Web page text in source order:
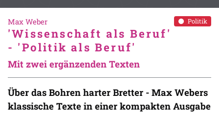
Politik
Max Weber
'Wissenschaft als Beruf'
- 'Politik als Beruf'
Mit zwei ergänzenden Texten
Über das Bohren harter Bretter - Max Webers
klassische Texte in einer kompakten Ausgabe